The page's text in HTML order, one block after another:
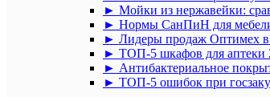
► Мойки из нержавейки:
► Нормы СанПиН для
► Лидеры продаж Оптимех в
► ТОП‑5 шкафов для аптеки
► Антибактериальное
► ТОП-5 ошибок при